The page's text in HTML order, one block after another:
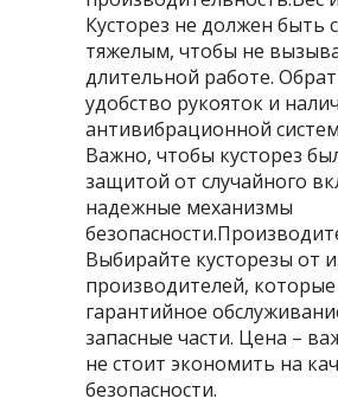
Кусторез не должен быть
тяжелым, чтобы не
длительной работе.
удобство рукояток и
антивибрационной
Важно, чтобы кусторез
защитой от случайного
надежные механизмы
Выбирайте кусторезы от
производителей,
гарантийное
запасные части. Цена –
не стоит экономить на
безопасности.